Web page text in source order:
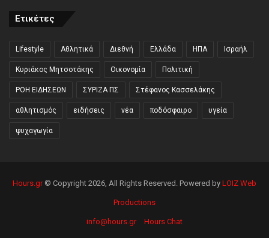
Ετικέτες
Lifestyle Αθλητικά Διεθνή Ελλάδα ΗΠΑ Ισραήλ
Κυριάκος Μητσοτάκης Οικονομία Πολιτική
ΡΟΗ ΕΙΔΗΣΕΩΝ ΣΥΡΙΖΑ ΠΣ Στέφανος Κασσελάκης
αθλητισμός ειδήσεις νέα ποδόσφαιρο υγεία
ψυχαγωγία
Hours.gr© Copyright 2026, All Rights Reserved. Powered by LOIZ Web
Productions
info@hours.gr Hours Chat